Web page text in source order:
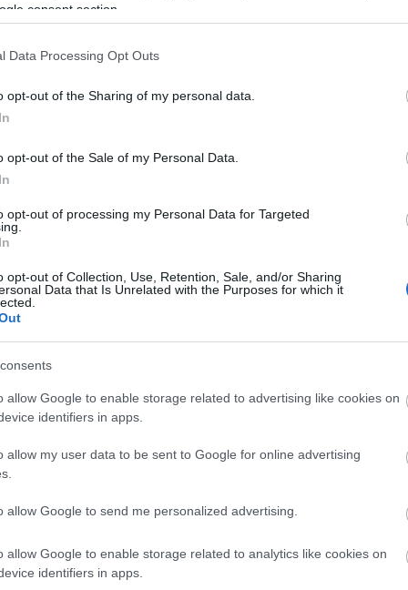
consent section.
Data Processing Opt Outs
opt-out of the Sharing of my personal data.
opt-out of the Sale of my Personal Data.
opt-out of processing my Personal Data for Targeted
opt-out of Collection, Use, Retention, Sale, and/or Sharing
Data that Is Unrelated with the Purposes for which it
allow Google to enable storage related to advertising like cookies on
identifiers in apps.
allow my user data to be sent to Google for online advertising
allow Google to send me personalized advertising.
allow Google to enable storage related to analytics like cookies on
identifiers in apps.
Színház minden produkciójának kiemelt
A mesét kísérő zenészek ír fúvós- és
a bodránt, az ír furulyát – de a
technikát is bevonta a hangszerelésbe a
egy modern digitális ütőhangszer,
tud előcsalogatni Mogyoró Kornél, a produkció
láthatja a közönség már évek óta, így új, a
kerületi színházban kapott helyet. A
a mesebeli lények köztünk élnek,
ZÖLD CSÓNAK
mesejáték
Szereplők
Linda
Zenészek